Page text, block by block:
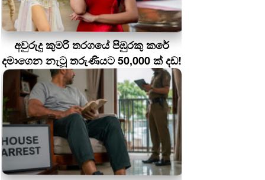
අවුරුදු කුමරි තරගයේ පිඹුරකු කරේ
දමාගෙන නැටූ තරුණියට 50,000 ක් දඩ!